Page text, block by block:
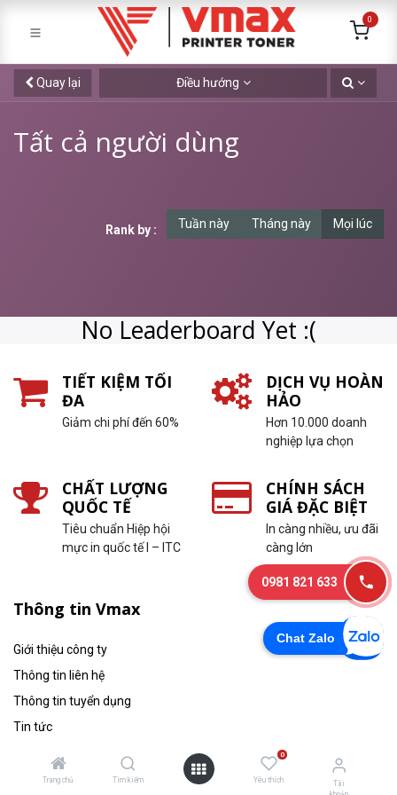
Trang chủ Tìm kiếm
0
Yêu thích
Tài
0
Quay lại Điều hướng
Tất cả người dùng
Rank by : Tuần này Tháng này Mọi lúc
No Leaderboard Yet :(
TIẾT KIỆM TỐI
ĐA
Giảm chi phí đến 60%
DỊCH VỤ HOÀN
HẢO
Hơn 10.000 doanh
nghiệp lựa chọn
CHẤT LƯỢNG
QUỐC TẾ
Tiêu chuẩn Hiệp hội
mực in quốc tế I – ITC
CHÍNH SÁCH
GIÁ ĐẶC BIỆT
In càng nhiều, ưu đãi
càng lớn
Thông tin Vmax
Giới thiệu công ty
Thông tin liên hệ
Thông tin tuyển dụng
Tin tức
Chính sách bảo hành
Chat Zalo
0981 821 633